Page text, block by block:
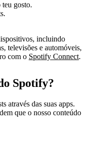
teu gosto.
incluindo
televisões e automóveis,
com o Spotify Connect.
Spotify?
através das suas apps.
que o nosso conteúdo